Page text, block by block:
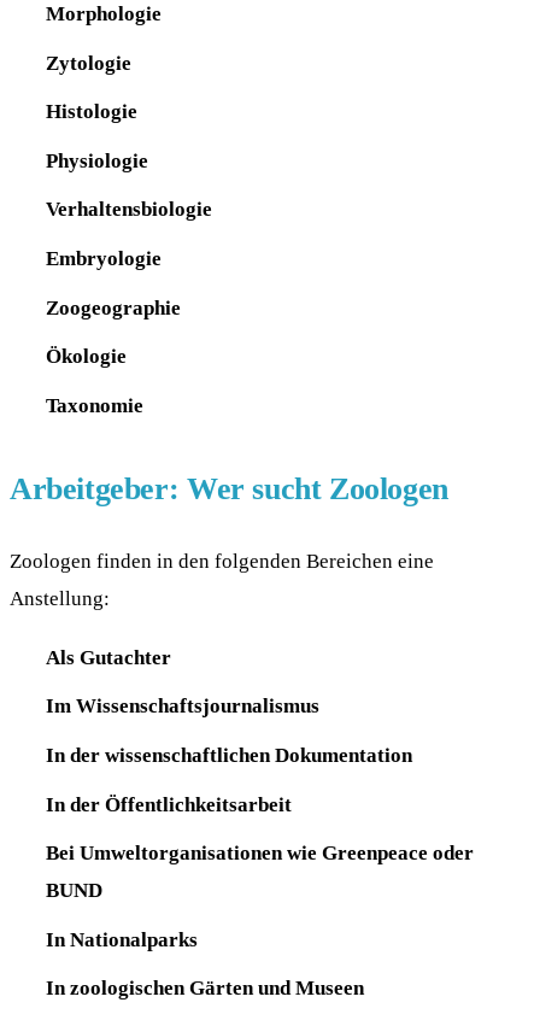
Morphologie
Zytologie
Histologie
Physiologie
Verhaltensbiologie
Embryologie
Zoogeographie
Ökologie
Taxonomie
Arbeitgeber: Wer sucht Zoologen
Zoologen finden in den folgenden Bereichen eine
Anstellung:
Als Gutachter
Im Wissenschaftsjournalismus
In der wissenschaftlichen Dokumentation
In der Öffentlichkeitsarbeit
Bei Umweltorganisationen wie Greenpeace oder
BUND
In Nationalparks
In zoologischen Gärten und Museen